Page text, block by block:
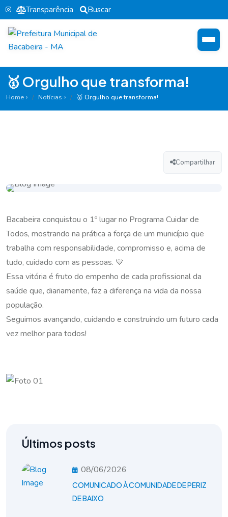
Transparência Buscar
🥇 Orgulho que transforma!
Home Notícias 🥇 Orgulho que transforma!
Compartilhar
Bacabeira conquistou o 1º lugar no Programa Cuidar de
Todos, mostrando na prática a força de um município que
trabalha com responsabilidade, compromisso e, acima de
tudo, cuidado com as pessoas. 💙
Essa vitória é fruto do empenho de cada profissional da
saúde que, diariamente, faz a diferença na vida da nossa
população.
Seguimos avançando, cuidando e construindo um futuro cada
vez melhor para todos!
Últimos posts
08/06/2026
COMUNICADO À COMUNIDADE DE PERIZ
DE BAIXO